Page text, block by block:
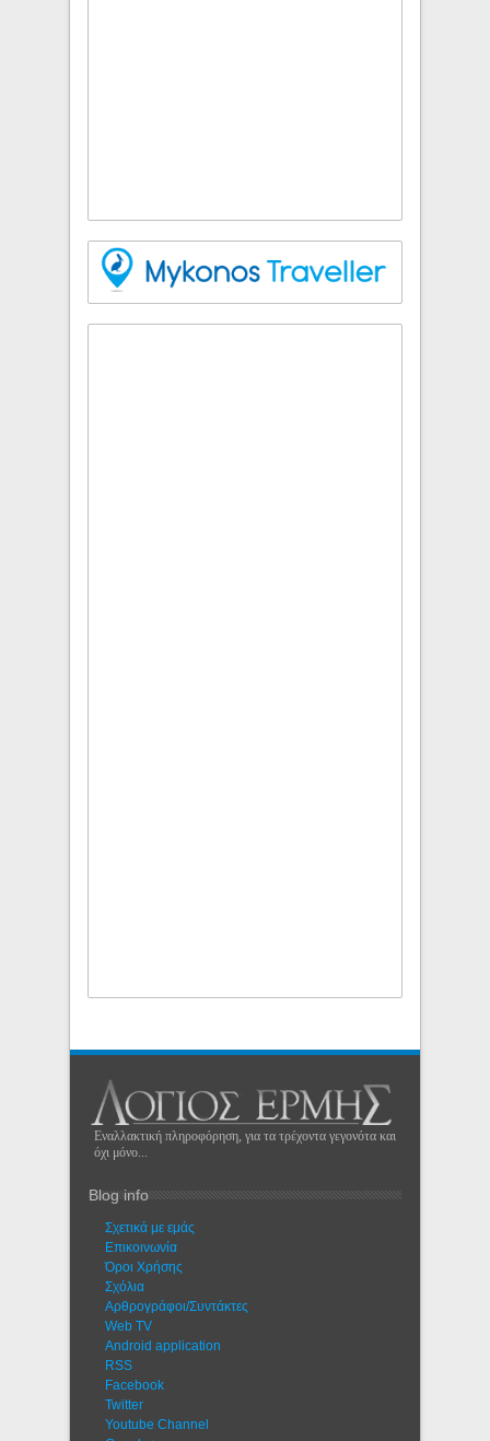
Εναλλακτική πληροφόρηση, για τα τρέχοντα γεγονότα και
όχι μόνο...
Blog info
Σχετικά με εμάς
Eπικοινωνία
Όροι Χρήσης
Σχόλια
Αρθρογράφοι/Συντάκτες
Web TV
Android application
RSS
Facebook
Twitter
Youtube Channel